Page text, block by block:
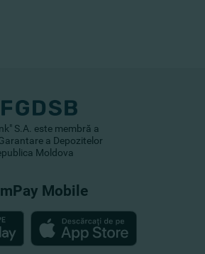
S.A. este membră a
a Depozitelor
Moldova
Mobile